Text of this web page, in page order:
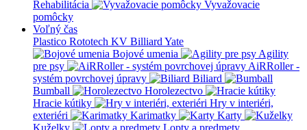
Rehabilitácia
Vyvažovacie
pomôcky
Voľný čas
Plastico Rototech KV Billiard Yate
Bojové umenia
Agility
pre psy
AiRRoller -
systém povrchovej úpravy
Biliard
Bumball
Horolezectvo
Hracie kútiky
Hry v interiéri,
exteriéri
Karimatky
Karty
Kuželky
Lopty a predmety